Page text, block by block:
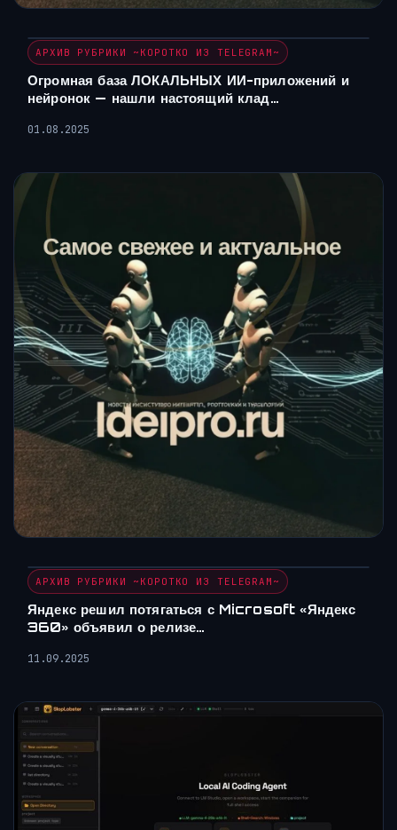
АРХИВ РУБРИКИ ~КОРОТКО ИЗ TELEGRAM~
Огромная база ЛОКАЛЬНЫХ ИИ-приложений и
нейронок — нашли настоящий клад…
01.08.2025
АРХИВ РУБРИКИ ~КОРОТКО ИЗ TELEGRAM~
Яндекс решил потягаться с Microsoft «Яндекс
360» объявил о релизе…
11.09.2025